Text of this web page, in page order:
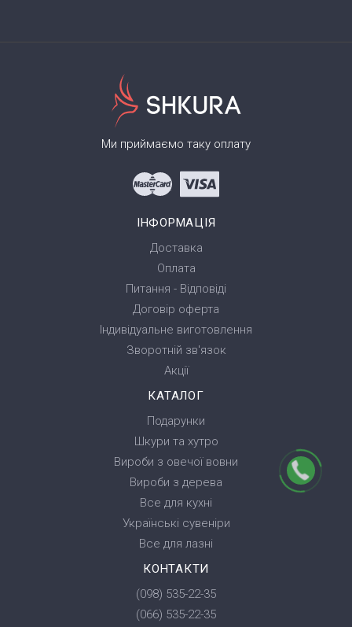
Ми приймаємо таку оплату
ІНФОРМАЦІЯ
Доставка
Оплата
Питання - Відповіді
Договір оферта
Індивідуальне виготовлення
Зворотній зв'язок
Акції
КАТАЛОГ
Подарунки
Шкури та хутро
Вироби з овечої вовни
Вироби з дерева
Все для кухні
Українські сувеніри
Все для лазні
КОНТАКТИ
(098) 535-22-35
(066) 535-22-35